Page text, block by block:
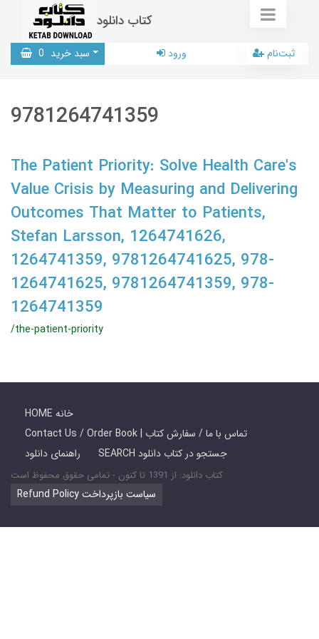
کتاب دانلود
سبد خرید 0 ورود ثبت‌نام
9781264741359
The Patient Priority: Solve Health Care's
Value Crisis by Measuring and Delivering
Outcomes That Matter to Patients,
Stefan Larsson, 1264741626,
1264741359, 9781264741625, 978-
1264741625, 9781264741359, 978-
1264741359
/the-patient-priority
HOME خانه
Contact Us / Order Book | تماس با ما / سفارش کتاب
راهنمای دانلود
SEARCH جستجو در کتاب دانلود
کتاب دانلود: از 1391 تا کنون - تمامی حقوق محفوظ است
Refund Policy سیاست بازپرداخت